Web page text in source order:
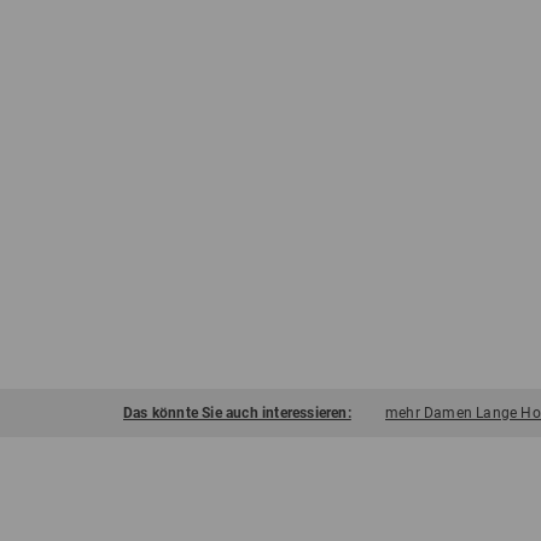
Das könnte Sie auch interessieren: mehr Damen Lange